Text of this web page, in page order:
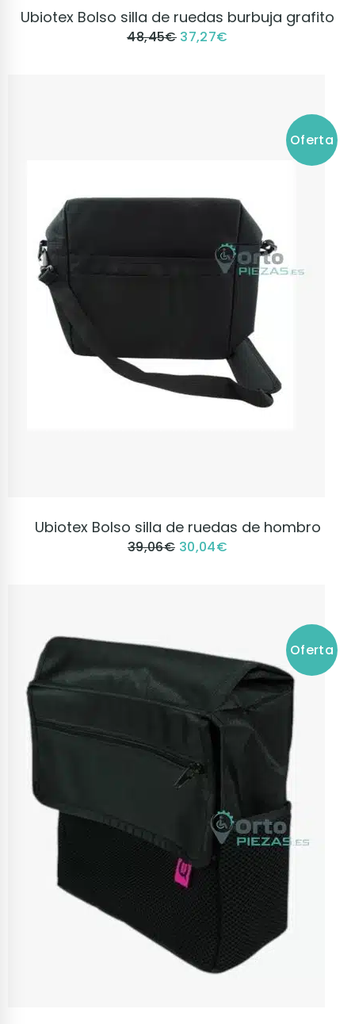
VER PRODUCTO
Ubiotex Bolso silla de ruedas burbuja grafito
48,45€ 37,27€
Oferta
VER PRODUCTO
Ubiotex Bolso silla de ruedas de hombro
39,06€ 30,04€
Oferta